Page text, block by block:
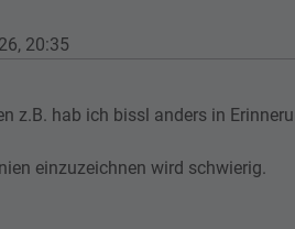
20:35
z.B. hab ich bissl anders in
einzuzeichnen wird schwierig.